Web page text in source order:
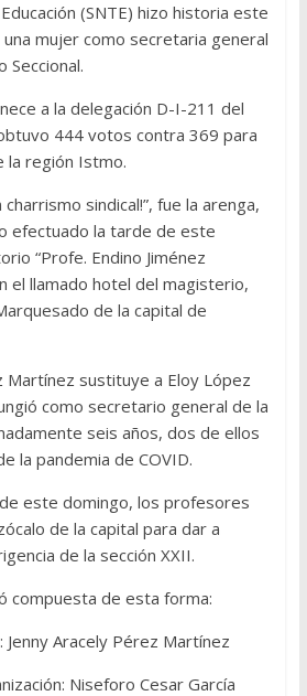
(SNTE) hizo historia este
mujer como secretaria general
Seccional.
a la delegación D-I-211 del
444 votos contra 369 para
la región Istmo.
charrismo sindical!”, fue la arenga,
efectuado la tarde de este
“Profe. Endino Jiménez
el llamado hotel del magisterio,
de la capital de
Martínez sustituye a Eloy López
como secretario general de la
seis años, dos de ellos
la pandemia de COVID.
este domingo, los profesores
de la capital para dar a
de la sección XXII.
compuesta de esta forma:
Aracely Pérez Martínez
Niseforo Cesar García